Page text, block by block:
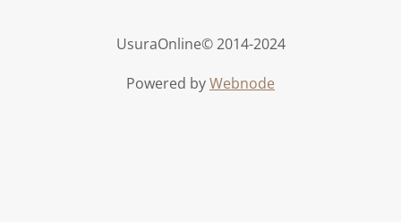
UsuraOnline© 2014-2024
Powered byWebnode